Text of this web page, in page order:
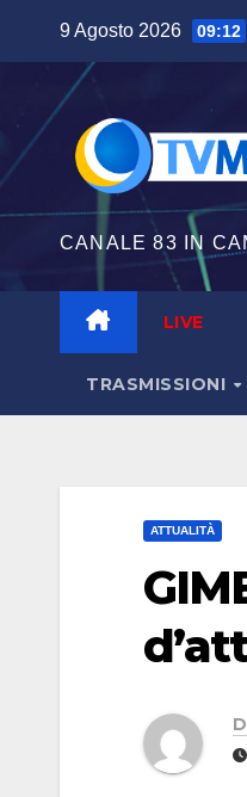
contenuto
9 Agosto 2026 09:12
CANALE 83 IN
LIVE
TRASMISSIONI
ATTUALITÀ